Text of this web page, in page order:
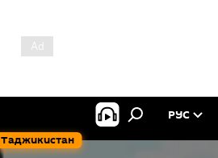
Таджикистан
РУС